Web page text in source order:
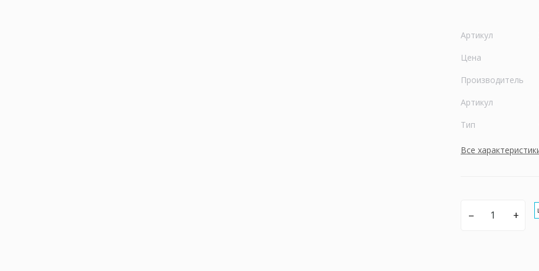
Артикул
Цена
Производитель
Артикул
Тип
Все
– +